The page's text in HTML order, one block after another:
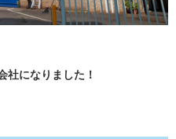
社になりました！